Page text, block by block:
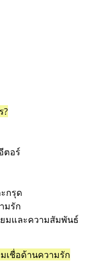
?
ตอร์
กรุด
มรัก
มและความสัมพันธ์
เชื่อด้านความรัก